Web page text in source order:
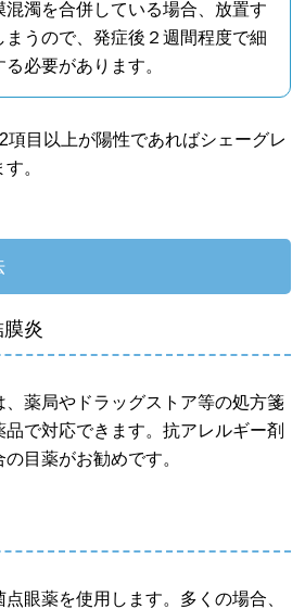
混濁を合併している場合、放置す
まうので、発症後２週間程度で細
必要があります。
項目以上が陽性であればシェーグレ
。
炎
、薬局やドラッグストア等の処方箋
で対応できます。抗アレルギー剤
目薬がお勧めです。
眼薬を使用します。多くの場合、